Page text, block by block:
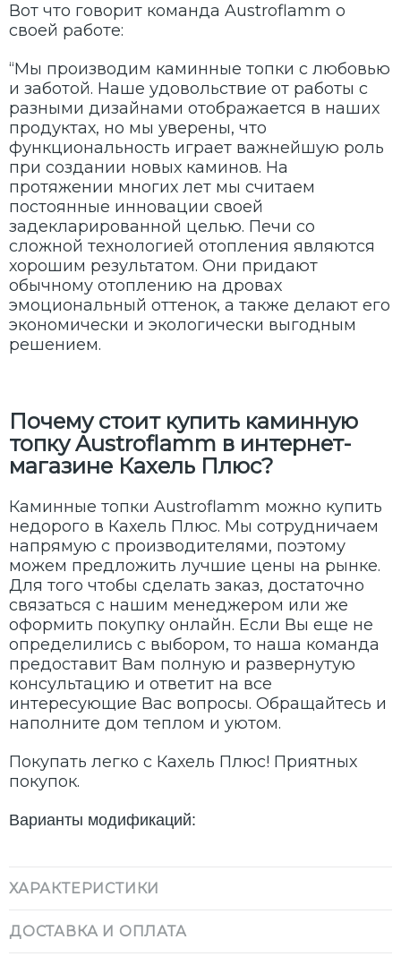
Вот что говорит команда Austroflamm о
своей работе:
“Мы производим каминные топки с любовью
и заботой. Наше удовольствие от работы с
разными дизайнами отображается в наших
продуктах, но мы уверены, что
функциональность играет важнейшую роль
при создании новых каминов. На
протяжении многих лет мы считаем
постоянные инновации своей
задекларированной целью. Печи со
сложной технологией отопления являются
хорошим результатом. Они придают
обычному отоплению на дровах
эмоциональный оттенок, а также делают его
экономически и экологически выгодным
решением.
Почему стоит купить каминную
топку Austroflamm в интернет-
магазине Кахель Плюс?
Каминные топки Austroflamm можно купить
недорого в Кахель Плюс. Мы сотрудничаем
напрямую с производителями, поэтому
можем предложить лучшие цены на рынке.
Для того чтобы сделать заказ, достаточно
связаться с нашим менеджером или же
оформить покупку онлайн. Если Вы еще не
определились с выбором, то наша команда
предоставит Вам полную и развернутую
консультацию и ответит на все
интересующие Вас вопросы. Обращайтесь и
наполните дом теплом и уютом.
Покупать легко с Кахель Плюс! Приятных
покупок.
Варианты модификаций:
ХАРАКТЕРИСТИКИ
ДОСТАВКА И ОПЛАТА